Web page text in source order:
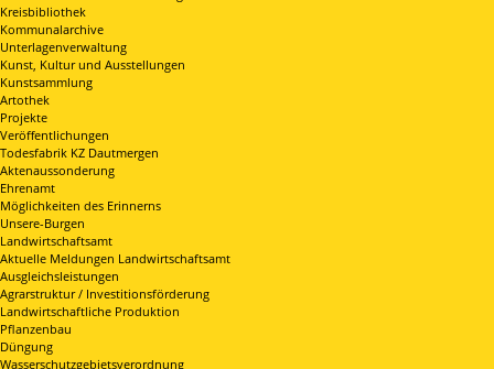
Kreisbibliothek
Kommunalarchive
Unterlagenverwaltung
Kunst, Kultur und Ausstellungen
Kunstsammlung
Artothek
Projekte
Veröffentlichungen
Todesfabrik KZ Dautmergen
Aktenaussonderung
Ehrenamt
Möglichkeiten des Erinnerns
Unsere-Burgen
Landwirtschaftsamt
Aktuelle Meldungen Landwirtschaftsamt
Ausgleichsleistungen
Agrarstruktur / Investitionsförderung
Landwirtschaftliche Produktion
Pflanzenbau
Düngung
Wasserschutzgebietsverordnung